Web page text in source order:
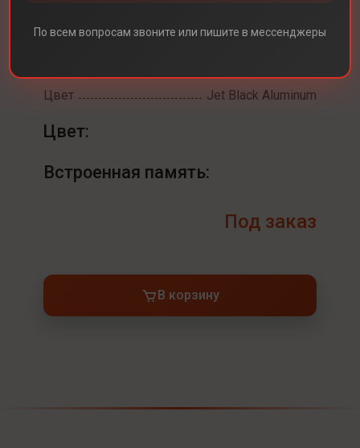
Apple Watch Series 11
Цвет Jet Black Aluminum
Цвет:
Встроенная память:
Под заказ
В корзину
По всем вопросам звоните или пишите в мессенджеры